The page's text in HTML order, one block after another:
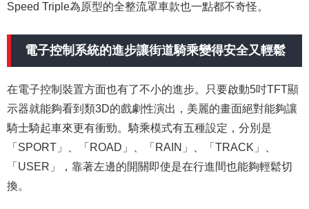
Speed Triple為原型的全整流罩車款也一點都不奇怪。
電子控制系統的進步讓街道騎乘變得安全又輕鬆
在電子控制裝置方面也有了不小的進步。只要啟動5吋TFT顯
示器就能夠看到類3D的戲劇性演出，美麗的畫面絕對能夠讓
騎士騎起車來更有衝勁。騎乘模式有五種設定，分別是
「SPORT」、「ROAD」、「RAIN」、「TRACK」、
「USER」，靠著左邊的開關即使是在行進間也能夠輕鬆切
換。